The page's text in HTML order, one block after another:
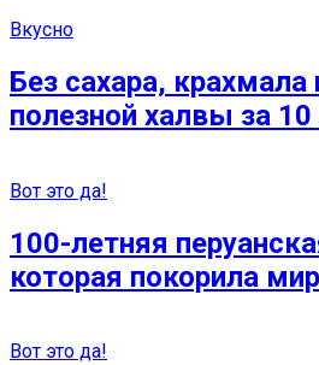
Вкусно
Без сахара,
полезной халвы за
Вот это да!
100-летняя
которая покорила мир
Вот это да!